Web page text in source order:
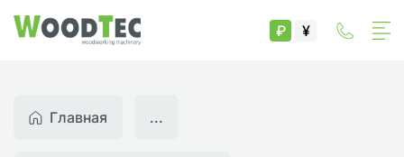
₽ ¥
Главная ...